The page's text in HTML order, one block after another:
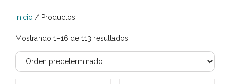
Inicio / Productos
Mostrando 1–16 de 113 resultados